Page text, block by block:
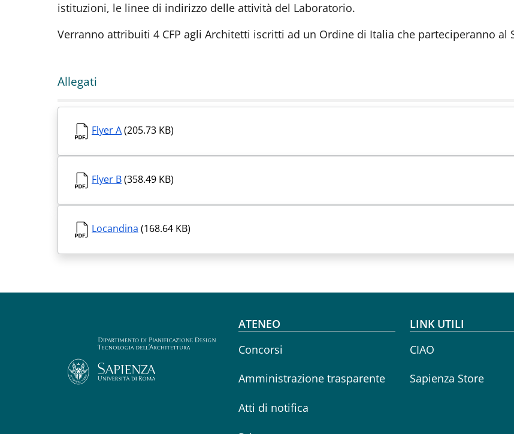
istituzioni, le linee di indirizzo delle attività del Laboratorio.
Verranno attribuiti 4 CFP agli Architetti iscritti ad un Ordine di Italia che parteciperanno al
Allegati
Flyer A(205.73 KB)
Flyer B(358.49 KB)
Locandina (168.64 KB)
Footer menu
ATENEO
Concorsi
Amministrazione trasparente
Atti di notifica
LINK UTILI
CIAO
Sapienza Store